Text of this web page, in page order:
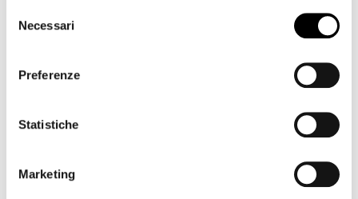
delNecessari
Preferenze
Statistiche
Marketing
Fujifilm GFX
(6)
Godox
(3)
Hama
(7)
(11)
(20)